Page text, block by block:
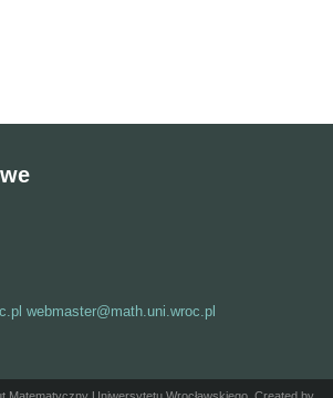
webmaster@math.uni.wroc.pl